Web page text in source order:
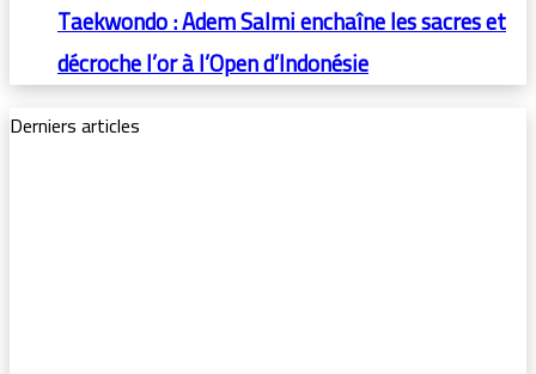
Taekwondo : Adem Salmi enchaîne les sacres et
décroche l’or à l’Open d’Indonésie
Derniers articles